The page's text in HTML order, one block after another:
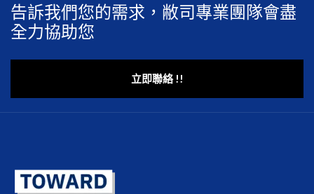
告訴我們您的需求，敝司專業團隊會盡
全力協助您
立即聯絡 !!